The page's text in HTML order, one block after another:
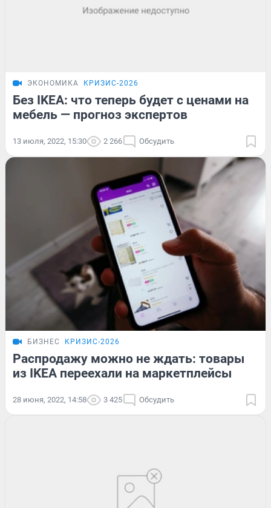
ЭКОНОМИКА КРИЗИС-2026
Без IKEA: что теперь будет с ценами на
мебель — прогноз экспертов
13 июля, 2022, 15:30 2 266 Обсудить
БИЗНЕС КРИЗИС-2026
Распродажу можно не ждать: товары
из IKEA переехали на маркетплейсы
28 июня, 2022, 14:58 3 425 Обсудить